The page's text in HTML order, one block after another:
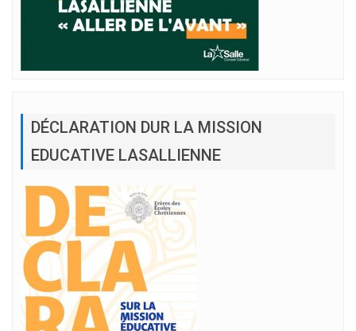
DÉCLARATION DUR LA MISSION
EDUCATIVE LASALLIENNE